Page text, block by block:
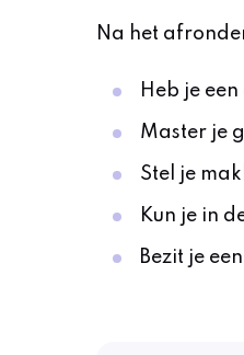
Na het
Heb je
Master je
Stel je
Kun je in
Bezit je